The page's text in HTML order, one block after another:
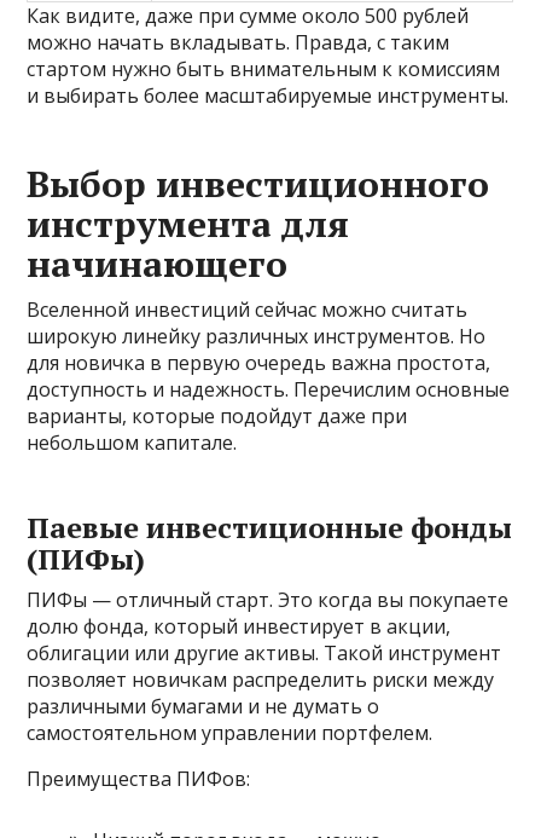
Как видите, даже при сумме около 500 рублей
можно начать вкладывать. Правда, с таким
стартом нужно быть внимательным к комиссиям
и выбирать более масштабируемые инструменты.
Выбор инвестиционного
инструмента для
начинающего
Вселенной инвестиций сейчас можно считать
широкую линейку различных инструментов. Но
для новичка в первую очередь важна простота,
доступность и надежность. Перечислим основные
варианты, которые подойдут даже при
небольшом капитале.
Паевые инвестиционные фонды
(ПИФы)
ПИФы — отличный старт. Это когда вы покупаете
долю фонда, который инвестирует в акции,
облигации или другие активы. Такой инструмент
позволяет новичкам распределить риски между
различными бумагами и не думать о
самостоятельном управлении портфелем.
Преимущества ПИФов: